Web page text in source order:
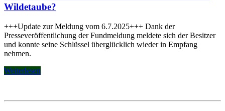
Wildetaube?
+++Update zur Meldung vom 6.7.2025+++ Dank der
Presseveröffentlichung der Fundmeldung meldete sich der Besitzer
und konnte seine Schlüssel überglücklich wieder in Empfang
nehmen.
Weiterlesen